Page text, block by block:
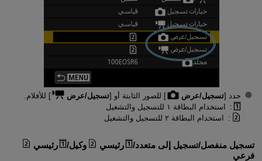
حدد [تسجيل/عرض ] للصور الثابتة أو [تسجيل/عرض
] للأفلام.
: استخدام البطاقة ١ للتسجيل والتشغيل
: استخدام البطاقة ٢ للتسجيل والتشغيل
تسجيل منفصل/تسجيل إلى متعدد/ رئيسي وكيل/
رئيسي
فرعي